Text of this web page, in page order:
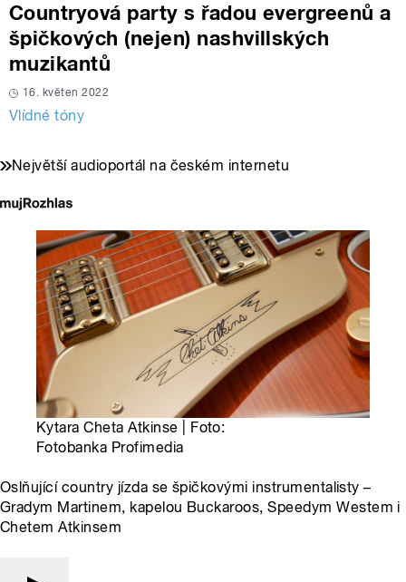
Countryová party s řadou evergreenů a
špičkových (nejen) nashvillských
muzikantů
16. květen 2022
Vlídné tóny
Největší audioportál na českém internetu
Kytara Cheta Atkinse | Foto:
Fotobanka Profimedia
Oslňující country jízda se špičkovými instrumentalisty –
Gradym Martinem, kapelou Buckaroos, Speedym Westem i
Chetem Atkinsem